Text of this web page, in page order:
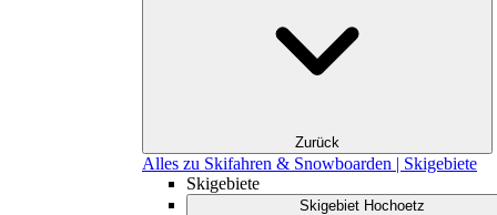
Zurück
Alles zu Skifahren & Snowboarden | Skigebiete
Skigebiete
Skigebiet Hochoetz